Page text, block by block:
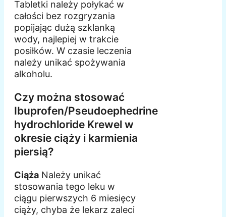
Tabletki należy połykać w
całości bez rozgryzania
popijając dużą szklanką
wody, najlepiej w trakcie
posiłków. W czasie leczenia
należy unikać spożywania
alkoholu.
Czy można stosować
Ibuprofen/Pseudoephedrine
hydrochloride Krewel w
okresie ciąży i karmienia
piersią?
Ciąża Należy unikać
stosowania tego leku w
ciągu pierwszych 6 miesięcy
ciąży, chyba że lekarz zaleci